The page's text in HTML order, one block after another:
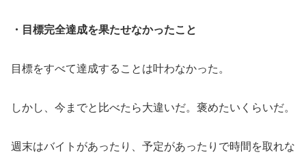
・目標完全達成を果たせなかったこと
目標をすべて達成することは叶わなかった。
しかし、今までと比べたら大違いだ。褒めたいくらいだ。
週末はバイトがあったり、予定があったりで時間を取れな